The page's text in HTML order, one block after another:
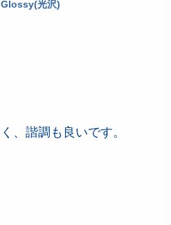
光沢)
、諧調も良いです。